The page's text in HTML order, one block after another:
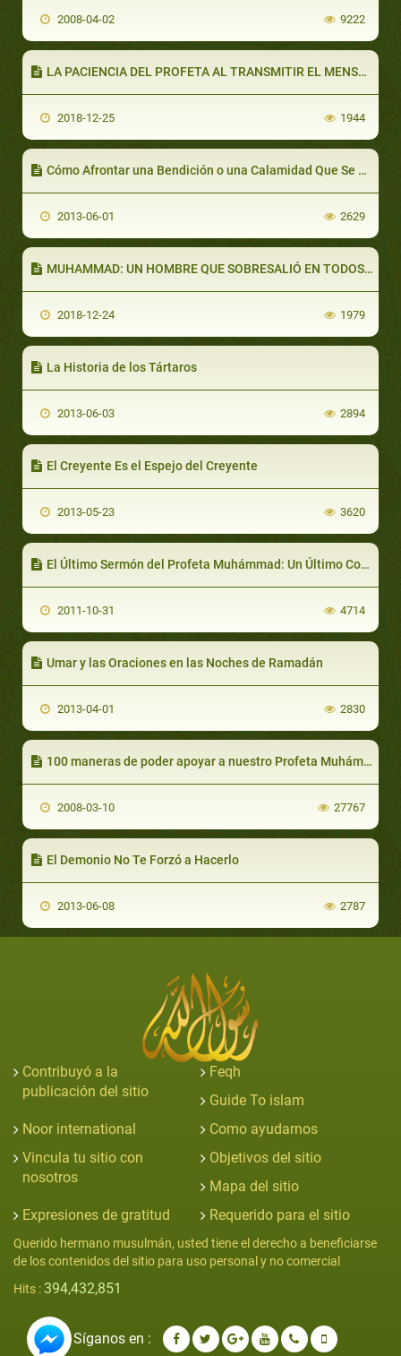
2008-04-02 9222
LA PACIENCIA DEL PROFETA AL TRANSMITIR EL MENSAJE (PARTE 2 DE 2): DIOS NOS ORDENA SER PACIENTES
2018-12-25 1944
Cómo Afrontar una Bendición o una Calamidad Que Se Cruce en Tu Camino
2013-06-01 2629
MUHAMMAD: UN HOMBRE QUE SOBRESALIÓ EN TODOS LOS ROLES (PARTE 2 DE 2): CUMPLIENDO SU MISIÓN DE MANERA EXCELSA
2018-12-24 1979
La Historia de los Tártaros
2013-06-03 2894
El Creyente Es el Espejo del Creyente
2013-05-23 3620
El Último Sermón del Profeta Muhámmad: Un Último Consejo
2011-10-31 4714
Umar y las Oraciones en las Noches de Ramadán
2013-04-01 2830
100 maneras de poder apoyar a nuestro Profeta Muhámmad
2008-03-10 27767
El Demonio No Te Forzó a Hacerlo
2013-06-08 2787
Contribuyó a la
publicación del sitio
Feqh
Guide To islam
Noor international
Como ayudarnos
Vincula tu sitio con
nosotros
Objetivos del sitio
Mapa del sitio
Expresiones de gratitud
Requerido para el sitio
Querido hermano musulmán, usted tiene el derecho a beneficiarse
de los contenidos del sitio para uso personal y no comercial
Hits : 394,432,851
Síganos en :